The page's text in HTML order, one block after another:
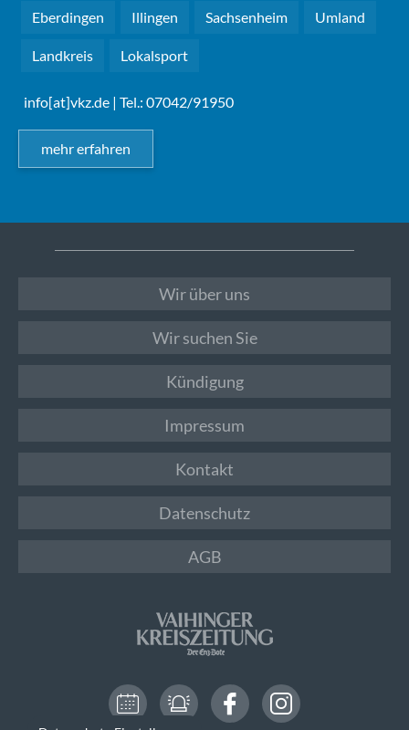
Eberdingen Illingen Sachsenheim Umland
Landkreis Lokalsport
info[at]vkz.de | Tel.: 07042/91950
mehr erfahren
Wir über uns
Wir suchen Sie
Kündigung
Impressum
Kontakt
Datenschutz
AGB